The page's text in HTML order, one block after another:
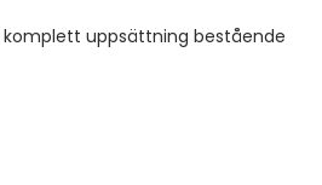
uppsättning bestående